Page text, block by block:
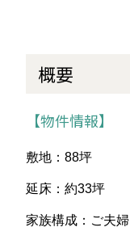
概要
【物件情報】
敷地：88坪
延床：約33坪
家族構成：ご夫婦